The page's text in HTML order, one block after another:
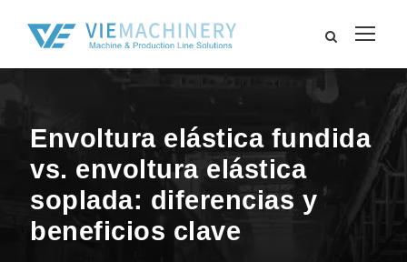
Envoltura elástica fundida
vs. envoltura elástica
soplada: diferencias y
beneficios clave